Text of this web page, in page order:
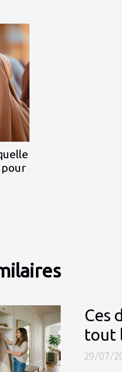
Ces
tout
29/07/